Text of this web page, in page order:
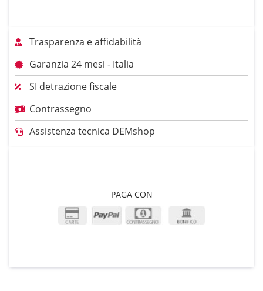
Trasparenza e affidabilità
Garanzia 24 mesi - Italia
SI detrazione fiscale
Contrassegno
Assistenza tecnica DEMshop
PAGA CON